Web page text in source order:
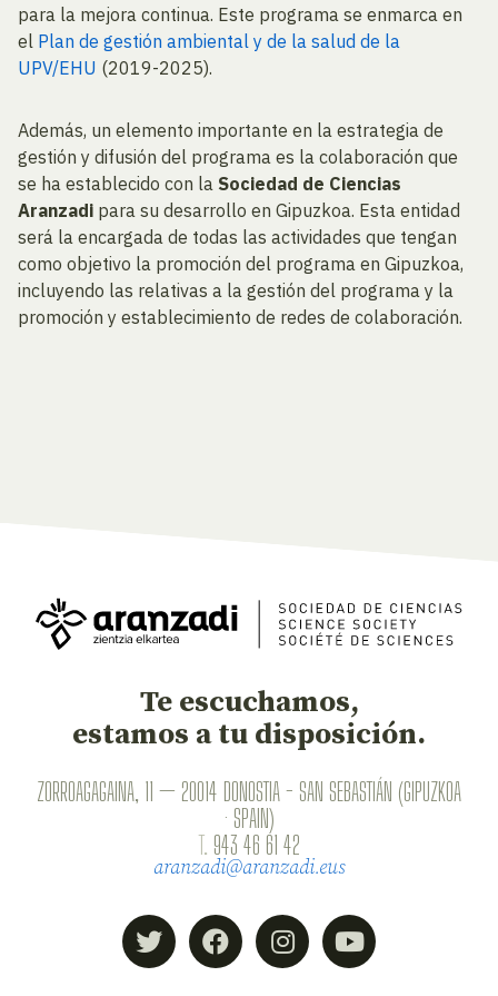
para la mejora continua. Este programa se enmarca en
el Plan de gestión ambiental y de la salud de la
UPV/EHU (2019-2025).
Además, un elemento importante en la estrategia de
gestión y difusión del programa es la colaboración que
se ha establecido con la Sociedad de Ciencias
Aranzadi para su desarrollo en Gipuzkoa. Esta entidad
será la encargada de todas las actividades que tengan
como objetivo la promoción del programa en Gipuzkoa,
incluyendo las relativas a la gestión del programa y la
promoción y establecimiento de redes de colaboración.
Te escuchamos,
estamos a tu disposición.
ZORROAGAGAINA, 11 — 20014 DONOSTIA - SAN SEBASTIÁN (GIPUZKOA
· SPAIN)
T. 943 46 61 42
aranzadi@aranzadi.eus